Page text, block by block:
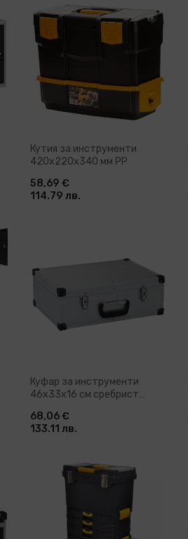
Добави в количка
Добави в количка
Кутия за инструменти
420x220x340 мм PP
58,69 €
114.79 лв.
Добави в количка
Куфар за инструменти
46x33x16 см сребрист
68,06 €
133.11 лв.